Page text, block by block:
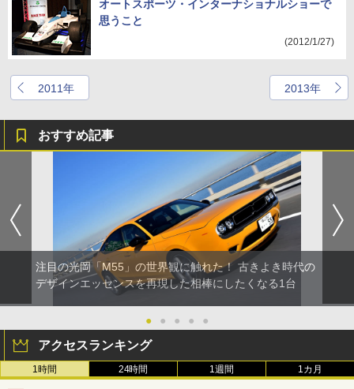
オートスポーツ・インターナショナルショーで
思うこと
(2012/1/27)
2011年 2013年
おすすめ記事
注目の光岡「M55」の世界観に触れた！ 古きよき時代の
デザインエッセンスを再現した相棒にしたくなる1台
● ● ● ● ●
アクセスランキング
1時間 24時間 1週間 1カ月